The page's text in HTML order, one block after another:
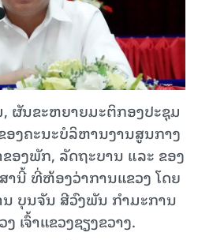
, ຜັນຂະຫຍາຍມະຕິກອງປະຊຸມ
ງຄະນະບໍລິຫານງານສູນກາງ
ອງພັກ, ລັດຖະບານ ແລະ ຂອງ
ານີ້ ທີ່ຫ້ອງວ່າການແຂວງ ໂດຍ
ບຸນຈັນ ສີວົງພັນ ກຳມະການ
ເຈົ້າແຂວງຊຽງຂວາງ.